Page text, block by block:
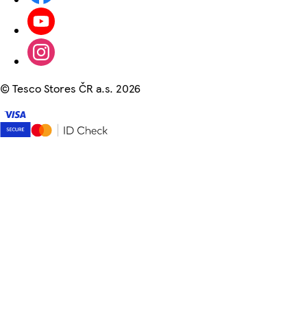
©Tesco Stores ČR a.s. 2026